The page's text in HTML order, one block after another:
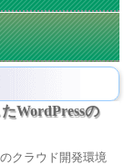
WordPressの
クラウド開発環境